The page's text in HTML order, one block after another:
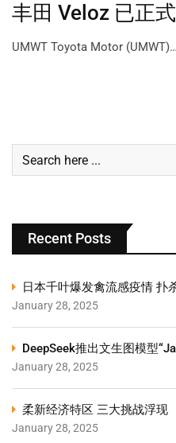
丰田 Veloz 已正
UMWT Toyota Motor (UMWT)…
Recent Posts
日本千叶爆发禽流感疫情 扑
January 28, 2025
DeepSeek推出文生图模型
January 28, 2025
柔新经济特区 三大挑战浮现
January 28, 2025